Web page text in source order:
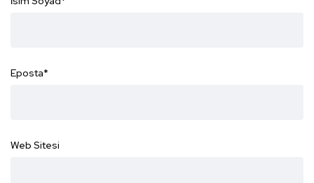
Eposta*
Web Sitesi